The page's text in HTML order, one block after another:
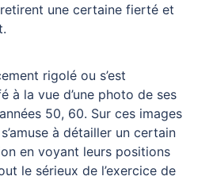
une certaine fierté et
rigolé ou s’est
à la vue d’une photo de ses
50, 60. Sur ces images
à détailler un certain
en voyant leurs positions
le sérieux de l’exercice de